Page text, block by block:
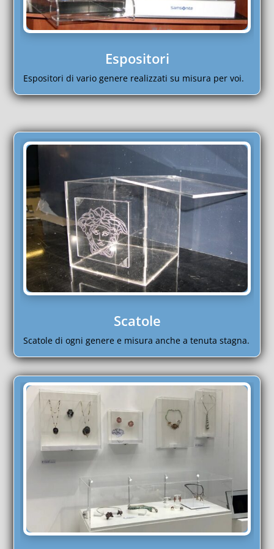
Espositori
Espositori di vario genere realizzati su misura per voi.
Scatole
Scatole di ogni genere e misura anche a tenuta stagna.